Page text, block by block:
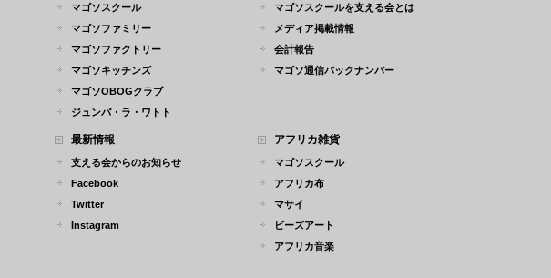
マゴソスクール
マゴソファミリー
マゴソファクトリー
マゴソキッチンズ
マゴソOBOGクラブ
ジュンバ・ラ・ワトト
マゴソスクールを支える会とは
メディア掲載情報
会計報告
マゴソ通信バックナンバー
最新情報
支える会からのお知らせ
Facebook
Twitter
Instagram
アフリカ雑貨
マゴソスクール
アフリカ布
マサイ
ビーズアート
アフリカ音楽